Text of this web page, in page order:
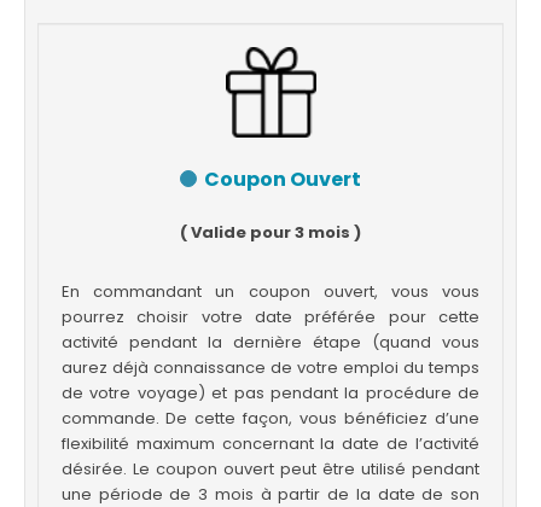
Coupon Ouvert
( Valide pour 3 mois )
En commandant un coupon ouvert, vous vous
pourrez choisir votre date préférée pour cette
activité pendant la dernière étape (quand vous
aurez déjà connaissance de votre emploi du temps
de votre voyage) et pas pendant la procédure de
commande. De cette façon, vous bénéficiez d’une
flexibilité maximum concernant la date de l’activité
désirée. Le coupon ouvert peut être utilisé pendant
une période de 3 mois à partir de la date de son